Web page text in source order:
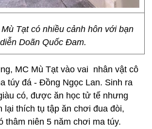
Tạt có nhiều cảnh hôn với bạn
diễn Doãn Quốc Đam.
MC Mù Tạt vào vai nhân vật cô
túy đá - Đồng Ngọc Lan. Sinh ra
có, được ăn học tử tế nhưng
lại thích tụ tập ăn chơi đua đòi,
thâm niên 5 năm chơi ma túy.